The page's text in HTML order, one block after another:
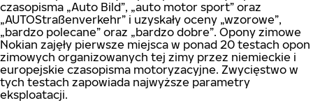
czasopisma „Auto Bild”, „auto motor sport” oraz
„AUTOStraßenverkehr” i uzyskały oceny „wzorowe”,
„bardzo polecane” oraz „bardzo dobre”. Opony zimowe
Nokian zajęły pierwsze miejsca w ponad 20 testach opon
zimowych organizowanych tej zimy przez niemieckie i
europejskie czasopisma motoryzacyjne. Zwycięstwo w
tych testach zapowiada najwyższe parametry
eksploatacji.